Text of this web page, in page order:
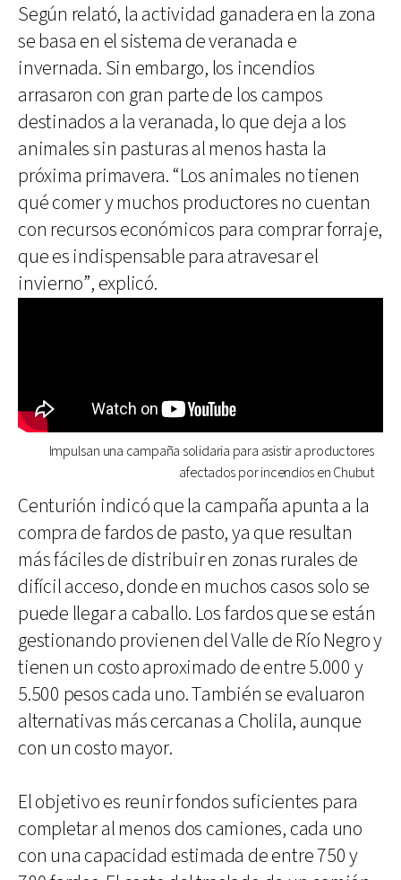
Según relató, la actividad ganadera en la zona
se basa en el sistema de veranada e
invernada. Sin embargo, los incendios
arrasaron con gran parte de los campos
destinados a la veranada, lo que deja a los
animales sin pasturas al menos hasta la
próxima primavera. “Los animales no tienen
qué comer y muchos productores no cuentan
con recursos económicos para comprar forraje,
que es indispensable para atravesar el
invierno”, explicó.
Impulsan una campaña solidaria para asistir a productores
afectados por incendios en Chubut
Centurión indicó que la campaña apunta a la
compra de fardos de pasto, ya que resultan
más fáciles de distribuir en zonas rurales de
difícil acceso, donde en muchos casos solo se
puede llegar a caballo. Los fardos que se están
gestionando provienen del Valle de Río Negro y
tienen un costo aproximado de entre 5.000 y
5.500 pesos cada uno. También se evaluaron
alternativas más cercanas a Cholila, aunque
con un costo mayor.
El objetivo es reunir fondos suficientes para
completar al menos dos camiones, cada uno
con una capacidad estimada de entre 750 y